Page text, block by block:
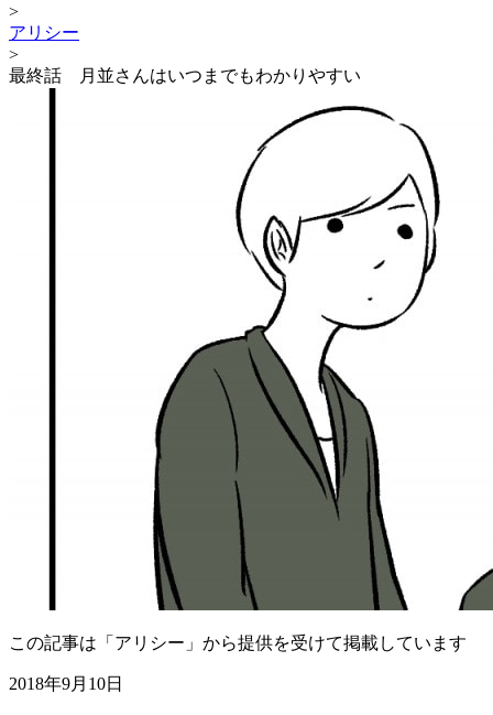
>
アリシー
>
最終話 月並さんはいつまでもわかりやすい
この記事は「アリシー」から提供を受けて掲載しています
2018年9月10日